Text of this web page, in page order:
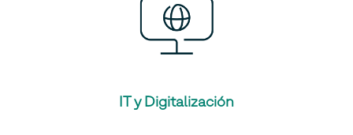
IT y Digitalización